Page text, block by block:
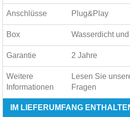
Anschlüsse Plug&Play
Box Wasserdicht
Garantie 2 Jahre
Weitere
Informationen
Lesen Sie
Fragen
IM LIEFERUMFANG